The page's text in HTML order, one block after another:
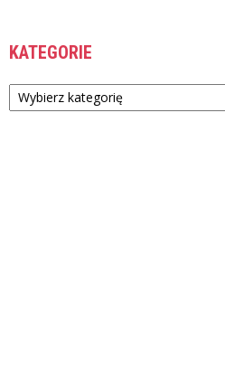
KATEGORIE
Kategorie